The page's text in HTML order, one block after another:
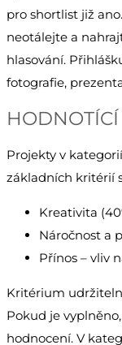
pro shortlist již
neotálejte a
hlasování.
fotografie,
Projekty v
základních kritérií
Kreativita
Náročnost a
Přínos – vliv
Kritérium
Pokud je
hodnocení. V